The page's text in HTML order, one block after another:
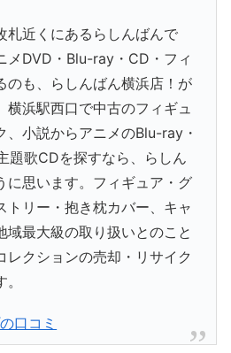
札近くにあるらしんばんで
メDVD・Blu-ray・CD・フィ
のも、らしんばん横浜店！が
横浜駅西口で中古のフィギュ
、小説からアニメのBlu-ray・
題歌CDを探すなら、らしん
に思います。フィギュア・グ
トリー・抱き枕カバー、キャ
域最大級の取り扱いとのこと
レクションの売却・リサイク
口コミ